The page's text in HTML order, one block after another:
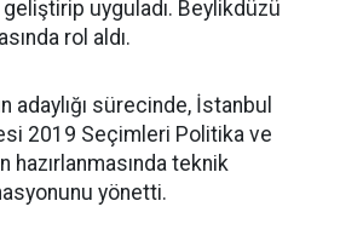
uyguladı. Beylikdüzü
rol aldı.
adaylığı sürecinde, İstanbul
2019 Seçimleri Politika ve
hazırlanmasında teknik
yönetti.